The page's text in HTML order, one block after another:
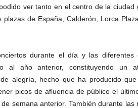
ver tanto en el centro de la ciudad
de España, Calderón, Lorca
durante el día y las diferentes
al año anterior, constituyendo un
alegría, hecho que ha producido que
picos de afluencia de público el
semana anterior. También durante las